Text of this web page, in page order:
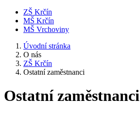
ZŠ Krčín
MŠ Krčín
MŠ Vrchoviny
Úvodní stránka
O nás
ZŠ Krčín
Ostatní zaměstnanci
Ostatní zaměstnanci